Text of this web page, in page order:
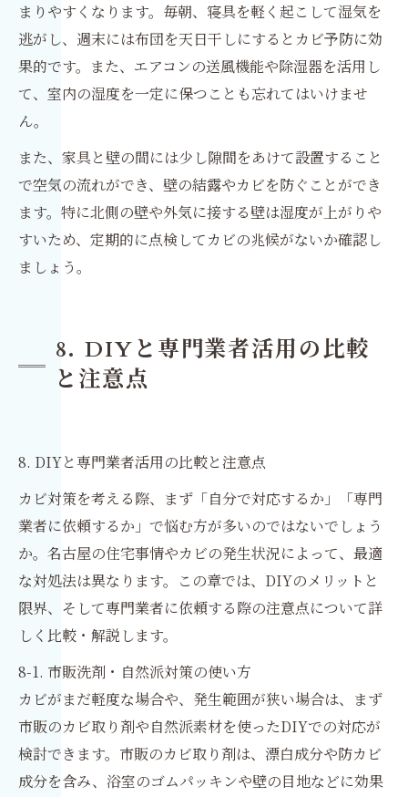
まりやすくなります。毎朝、寝具を軽く起こして湿気を
逃がし、週末には布団を天日干しにするとカビ予防に効
果的です。また、エアコンの送風機能や除湿器を活用し
て、室内の湿度を一定に保つことも忘れてはいけませ
ん。
また、家具と壁の間には少し隙間をあけて設置すること
で空気の流れができ、壁の結露やカビを防ぐことができ
ます。特に北側の壁や外気に接する壁は湿度が上がりや
すいため、定期的に点検してカビの兆候がないか確認し
ましょう。
8. DIYと専門業者活用の比較
と注意点
8. DIYと専門業者活用の比較と注意点
カビ対策を考える際、まず「自分で対応するか」「専門
業者に依頼するか」で悩む方が多いのではないでしょう
か。名古屋の住宅事情やカビの発生状況によって、最適
な対処法は異なります。この章では、DIYのメリットと
限界、そして専門業者に依頼する際の注意点について詳
しく比較・解説します。
8-1. 市販洗剤・自然派対策の使い方
カビがまだ軽度な場合や、発生範囲が狭い場合は、まず
市販のカビ取り剤や自然派素材を使ったDIYでの対応が
検討できます。市販のカビ取り剤は、漂白成分や防カビ
成分を含み、浴室のゴムパッキンや壁の目地などに効果